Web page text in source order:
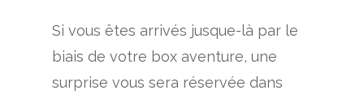
Si vous êtes arrivés jusque-là par le
biais de votre box aventure, une
surprise vous sera réservée dans